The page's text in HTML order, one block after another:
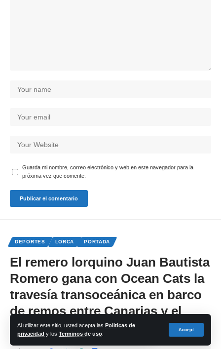
Al utilizar este sitio, usted acepta las Politicas de
privacidad y los Terminos de uso
Accept
Guarda mi nombre, correo electrónico y web en este navegador para la
próxima vez que comente.
DEPORTES LORCA PORTADA
El remero lorquino Juan Bautista
Romero gana con Ocean Cats la
travesía transoceánica en barco
de remos entre Canarias y el
Caribe